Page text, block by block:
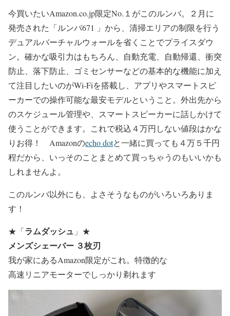
今買いたいAmazon.co.jp限定No.１がこのルンバ。２月に
発売された「ルンバ671 」から、清掃エリアの制限を行う
デュアルバーチャルウォールを省くことでプライスダウ
ン。確かな吸引力はもちろん、自動充電、自動帰還、衝突
防止、落下防止、ゴミセンサーなどの基本的な機能に加え
て注目したいのがWi-Fiを搭載し、アプリやスマートスピ
ーカーでの操作可能な最安モデルということ。外出先から
のスケジュール管理や、スマートスピーカーに話しかけて
使うことができます。これで税込４万円しない値段はかな
りお得！ Amazonのecho dotと一緒に買っても４万５千円
程だから、いっそのことまとめて買っちゃうのもいいかも
しれませんよ。
このルンバ以外にも、よさそうなものがいろいろありま
す！
★ 「ラムダッシュ 」 ★
メンズシェーバー ３枚刃
我が家にあるAmazon限定がこれ。特徴的な
高速リニアモーターでしっかり剃れます